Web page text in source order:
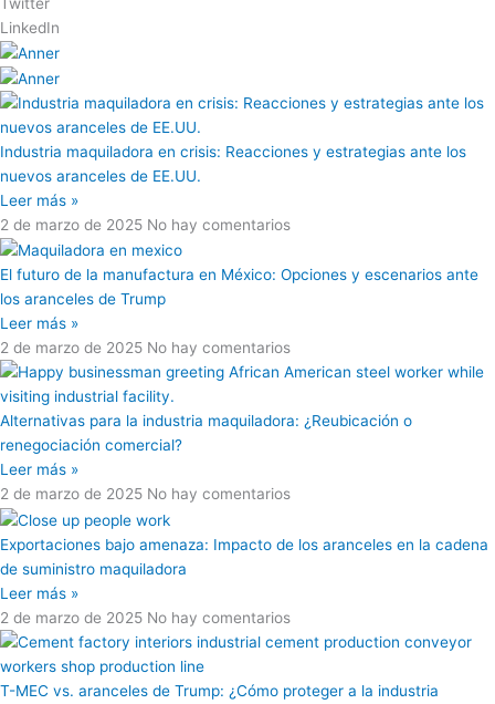
LinkedIn
Industria maquiladora en crisis: Reacciones y estrategias ante los
nuevos aranceles de EE.UU.
Leer más »
2 de marzo de 2025 No hay comentarios
El futuro de la manufactura en México: Opciones y escenarios ante
los aranceles de Trump
Leer más »
2 de marzo de 2025 No hay comentarios
Alternativas para la industria maquiladora: ¿Reubicación o
renegociación comercial?
Leer más »
2 de marzo de 2025 No hay comentarios
Exportaciones bajo amenaza: Impacto de los aranceles en la cadena
de suministro maquiladora
Leer más »
2 de marzo de 2025 No hay comentarios
T-MEC vs. aranceles de Trump: ¿Cómo proteger a la industria